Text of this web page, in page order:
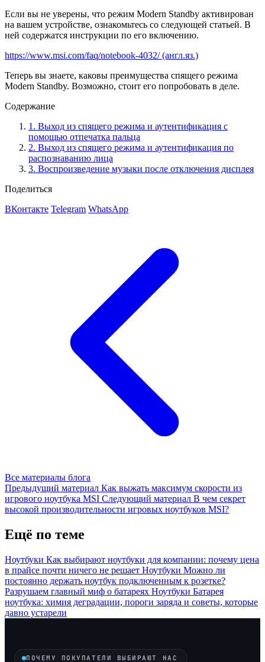
Если вы не уверены, что режим Modern Standby активирован
на вашем устройстве, ознакомьтесь со следующей статьей. В
ней содержатся инструкции по его включению.
https://www.msi.com/faq/notebook-4032/ (англ.яз.)
Теперь вы знаете, каковы преимущества спящего режима
Modern Standby. Возможно, стоит его попробовать в деле.
Содержание
1. Выход из спящего режима и аутентификация с
помощью отпечатка пальца
2. Выход из спящего режима и аутентификация по
распознаванию лица
3. Воспроизведение музыки после отключения дисплея
Поделиться
ВКонтакте Telegram WhatsApp
Все материалы блога
Предыдущий материал Как выжать максимум скорости из
игрового ноутбука MSI Следующий материал В чем секрет
высокой производительности игровых ноутбуков MSI?
Ещё по теме
Ноутбуки Как выбирают ноутбуки для компании: почему цена
в прайсе почти ничего не решает Ноутбуки Можно ли
постоянно держать ноутбук подключенным к розетке?
Разрушаем главный миф о батареях Ноутбуки Батарея
ноутбука: химия деградации, пороги заряда и советы, которые
давно устарели
ПОЧЕМУ ПОКУПАТЕЛИ ВЫБИРАЮТ НАС